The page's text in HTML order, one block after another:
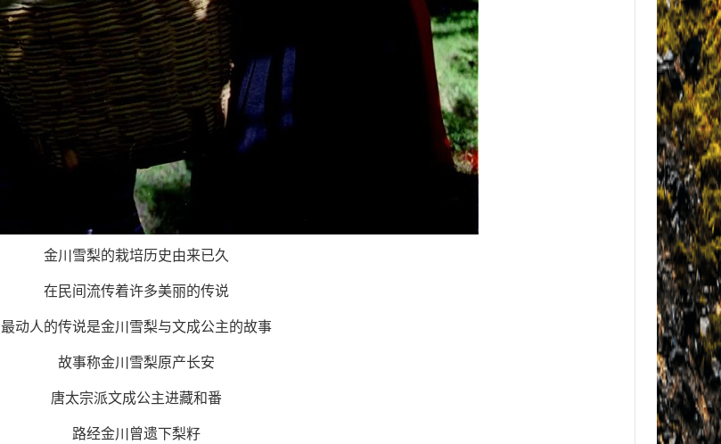
金川雪梨的栽培历史由来已久
在民间流传着许多美丽的传说
最动人的传说是金川雪梨与文成公主的故事
故事称金川雪梨原产长安
唐太宗派文成公主进藏和番
路经金川曾遗下梨籽